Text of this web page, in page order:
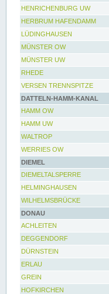
HENRICHENBURG UW
HERBRUM HAFENDAMM
LÜDINGHAUSEN
MÜNSTER OW
MÜNSTER UW
RHEDE
VERSEN TRENNSPITZE
DATTELN-HAMM-KANAL
HAMM OW
HAMM UW
WALTROP
WERRIES OW
DIEMEL
DIEMELTALSPERRE
HELMINGHAUSEN
WILHELMSBRÜCKE
DONAU
ACHLEITEN
DEGGENDORF
DÜRNSTEIN
ERLAU
GREIN
HOFKIRCHEN